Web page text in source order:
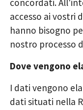
accesso ai vostri
hanno bisogno
nostro processo
Dove vengono
I dati vengono
dati situati nella